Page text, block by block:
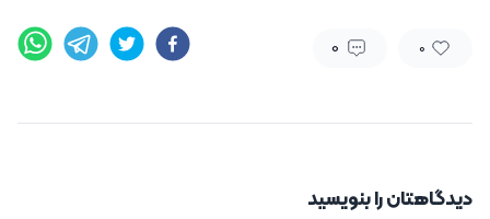
0
0
دیدگاهتان را بنویسید